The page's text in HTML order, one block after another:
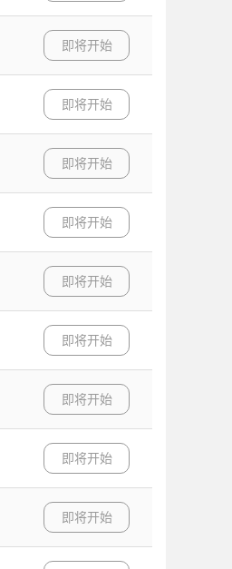
即将开始
即将开始
即将开始
即将开始
即将开始
即将开始
即将开始
即将开始
即将开始